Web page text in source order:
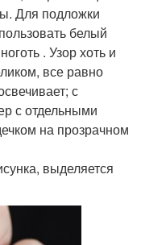
Для подложки
белый
. Узор хоть и
все равно
с
с отдельными
на прозрачном
выделяется